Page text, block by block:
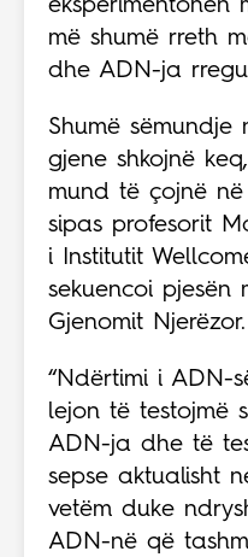
eksperimentohen
më shumë rreth
dhe ADN-ja
Shumë
gjene shkojnë
mund të çojnë
sipas profesorit
i Institutit
sekuencoi
Gjenomit Njerëzor.
“Ndërtimi i
lejon të testojmë
ADN-ja dhe të
sepse aktualisht
vetëm duke
ADN-në që